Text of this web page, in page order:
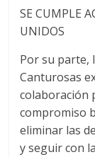
SE CUMPLE
UNIDOS
Por su parte,
Canturosas
colaboración
compromiso
eliminar las
y seguir con